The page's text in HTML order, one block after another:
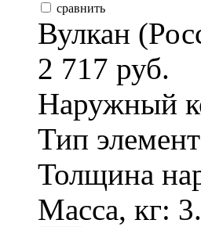
сравнить
Вулкан
2 717 руб.
Наружный
Тип
Толщина
Масса, кг: